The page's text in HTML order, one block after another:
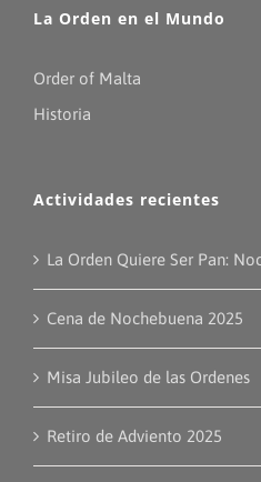
La Orden en el Mundo
Order of Malta
Historia
Actividades recientes
La Orden Quiere Ser Pan:
Cena de Nochebuena 2025
Misa Jubileo de las Ordenes
Retiro de Adviento 2025